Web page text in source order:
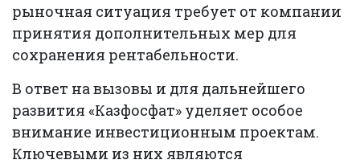
рыночная ситуация требует от компании
принятия дополнительных мер для
сохранения рентабельности.
В ответ на вызовы и для дальнейшего
развития «Казфосфат» уделяет особое
внимание инвестиционным проектам.
Ключевыми из них являются